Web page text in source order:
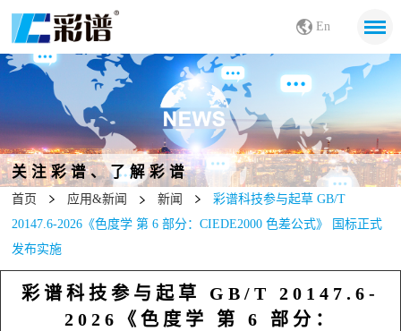
En
关注彩谱、了解彩谱
首页 应用&新闻 新闻
彩谱科技参与起草 GB/T
20147.6-2026《色度学 第 6 部分：CIEDE2000 色差公式》 国标正式
发布实施
彩谱科技参与起草 GB/T 20147.6-
2026《色度学 第 6 部分：